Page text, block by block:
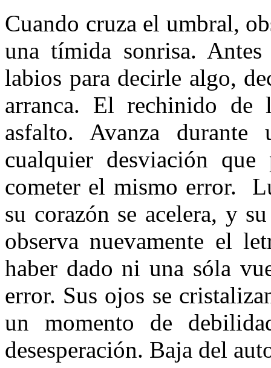
Cuando cruza el umbral,
una tímida sonrisa.
labios para decirle algo,
arranca. El rechinido de
asfalto. Avanza durante
cualquier desviación
cometer el mismo error.
su corazón se acelera, y
observa nuevamente el
haber dado ni una sóla
error. Sus ojos se
un momento de
desesperación. Baja del